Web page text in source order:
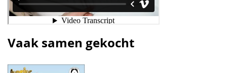
Vaak samen gekocht